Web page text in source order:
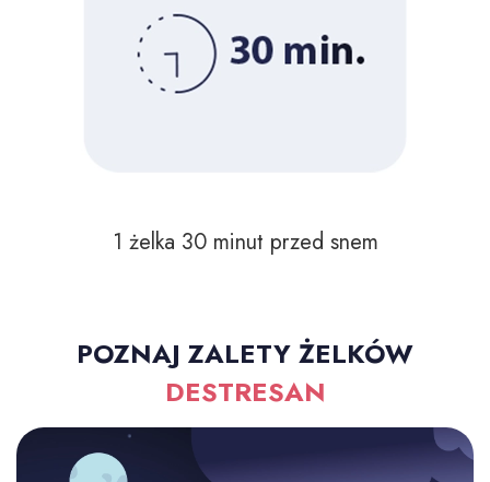
1 żelka 30 minut przed snem
POZNAJ ZALETY ŻELKÓW
DESTRESAN